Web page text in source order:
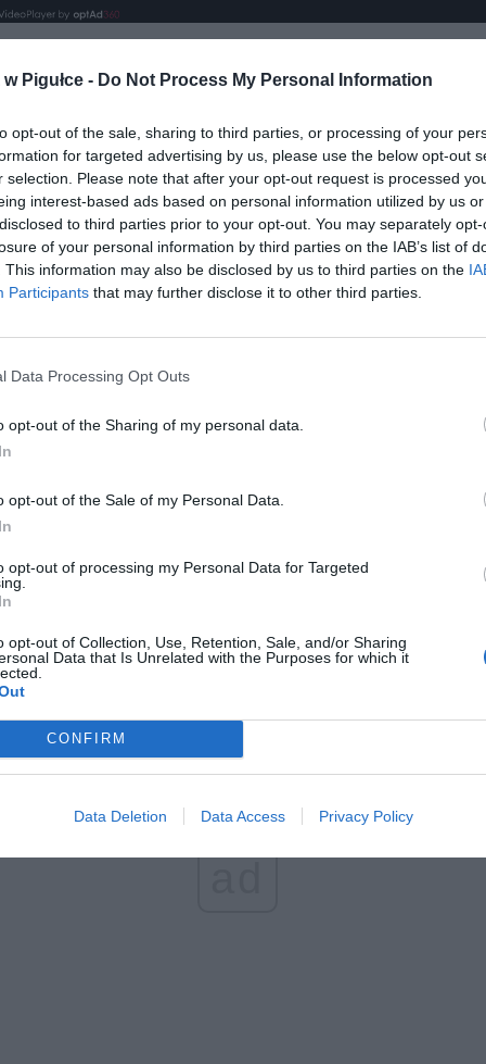
Pigułce - Do Not Process My Personal Information
opt-out of the sale, sharing to third parties, or processing of your
for targeted advertising by us, please use the below opt-out
selection. Please note that after your opt-out request is processed
interest-based ads based on personal information utilized by us
to third parties prior to your opt-out. You may separately
of your personal information by third parties on the IAB’s list of
This information may also be disclosed by us to third parties on the
Participants that may further disclose it to other third parties.
Data Processing Opt Outs
opt-out of the Sharing of my personal data.
opt-out of the Sale of my Personal Data.
opt-out of processing my Personal Data for Targeted
opt-out of Collection, Use, Retention, Sale, and/or Sharing
Data that Is Unrelated with the Purposes for which it
CONFIRM
Data Deletion Data Access Privacy Policy
Rejonowej Policji Warszawa V zgłosiła się osoba, która
właściciela w Wydziale Prewencji przy ul. Broniewskiego 58, tel. tel.
55.